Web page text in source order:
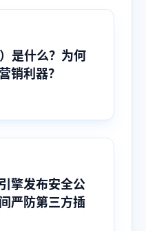
是什么？为何
销利器？
擎发布安全公
严防第三方插